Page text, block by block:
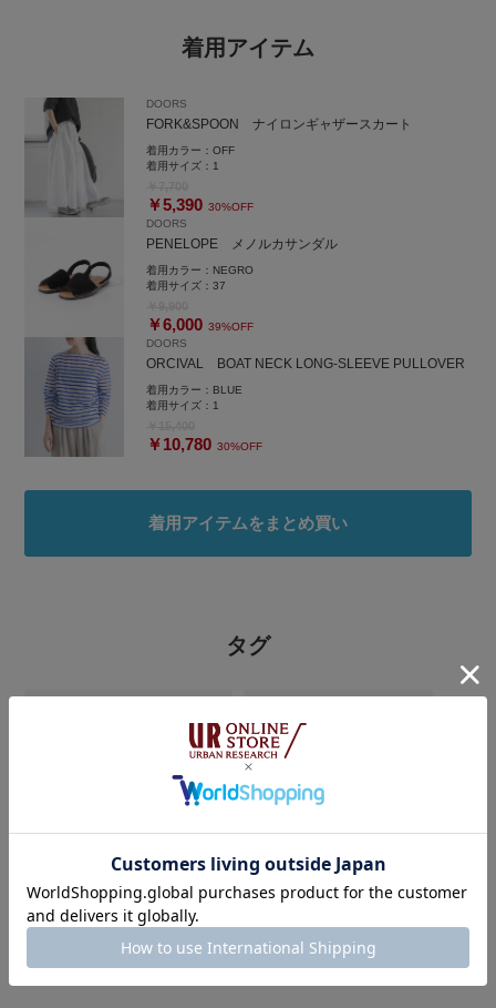
着用アイテム
DOORS
FORK&SPOON ナイロンギャザースカート
着用カラー：OFF
着用サイズ： 1
￥5,390 30%OFF
DOORS
PENELOPE メノルカサンダル
着用カラー： NEGRO
着用サイズ：37
￥6,000 39%OFF
DOORS
ORCIVAL BOAT NECK LONG-SLEEVE PULLOVER
着用カラー： BLUE
着用サイズ： 1
￥10,780 30%OFF
着用アイテムをまとめ買い
タグ
#GWおでかけコーデ
#洒落見えＴシャツコーデ #初夏のリラックススタイル
#休日スタイル